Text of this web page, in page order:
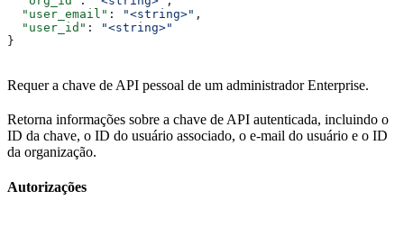
  "user_email"
: "<string>" ,
  "user_id"
:
"<string>"
}
Requer a chave de API pessoal de um administrador Enterprise.
Retorna informações sobre a chave de API autenticada, incluindo o
ID da chave, o ID do usuário associado, o e-mail do usuário e o ID
da organização.
Autorizações